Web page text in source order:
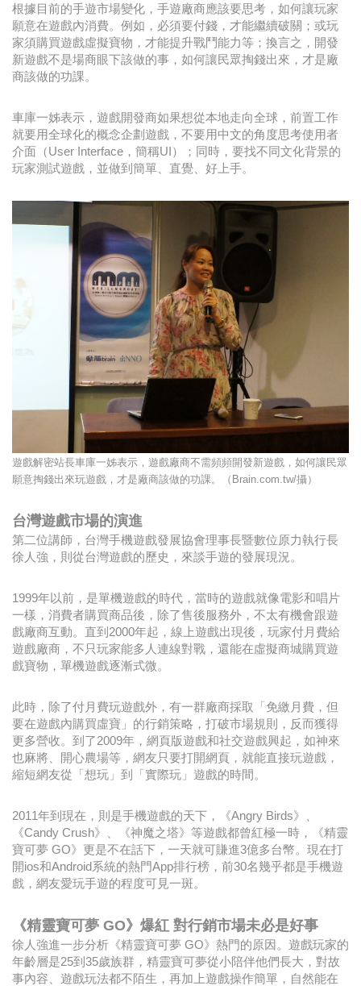
根據目前的手遊市場變化，手遊廠商應該要思考，如何讓玩家
願意在遊戲內消費。例如，必須要付錢，才能繼續破關；或玩
家須購買遊戲虛擬寶物，才能提升戰鬥能力等；換言之，開發
新遊戲不是場商眼下該做的事，如何讓民眾掏錢出來，才是廠
商該做的功課。
車庫一姊表示，遊戲開發商如果想從本地走向全球，前置工作
就要用全球化的概念企劃遊戲，不要用中文的角度思考使用者
介面（User Interface，簡稱UI）；同時，要找不同文化背景的
玩家測試遊戲，並做到簡單、直覺、好上手。
遊戲解密站長車庫一姊表示，遊戲廠商不需頻頻開發新遊戲，如何讓民眾
願意掏錢出來玩遊戲，才是廠商該做的功課。（Brain.com.tw/攝）
台灣遊戲市場的演進
第二位講師，台灣手機遊戲發展協會理事長暨數位原力執行長
徐人強，則從台灣遊戲的歷史，來談手遊的發展現況。
1999年以前，是單機遊戲的時代，當時的遊戲就像電影和唱片
一樣，消費者購買商品後，除了售後服務外，不太有機會跟遊
戲廠商互動。直到2000年起，線上遊戲出現後，玩家付月費給
遊戲廠商，不只玩家能多人連線對戰，還能在虛擬商城購買遊
戲寶物，單機遊戲逐漸式微。
此時，除了付月費玩遊戲外，有一群廠商採取「免繳月費，但
要在遊戲內購買虛寶」的行銷策略，打破市場規則，反而獲得
更多營收。到了2009年，網頁版遊戲和社交遊戲興起，如神來
也麻將、開心農場等，網友只要打開網頁，就能直接玩遊戲，
縮短網友從「想玩」到「實際玩」遊戲的時間。
2011年到現在，則是手機遊戲的天下，《Angry Birds》、
《Candy Crush》、《神魔之塔》等遊戲都曾紅極一時，《精靈
寶可夢 GO》更是不在話下，一天就可賺進3億多台幣。現在打
開ios和Android系統的熱門App排行榜，前30名幾乎都是手機遊
戲，網友愛玩手遊的程度可見一斑。
《精靈寶可夢 GO》爆紅 對行銷市場未必是好事
徐人強進一步分析《精靈寶可夢 GO》熱門的原因。遊戲玩家的
年齡層是25到35歲族群，精靈寶可夢從小陪伴他們長大，對故
事內容、遊戲玩法都不陌生，再加上遊戲操作簡單，自然能在